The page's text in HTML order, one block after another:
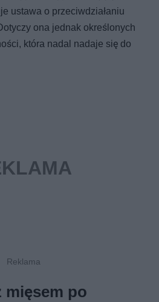
ustawa o przeciwdziałaniu
ona jednak określonych
która nadal nadaje się do
mięsem po